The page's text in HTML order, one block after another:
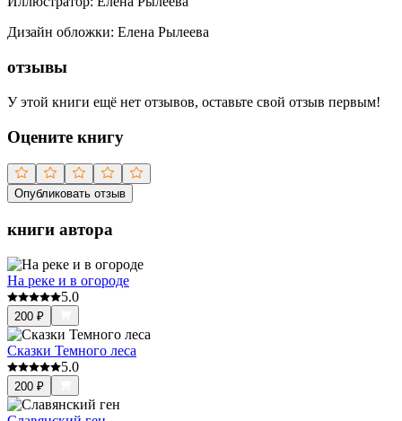
Дизайн обложки: Елена Рылеева
отзывы
У этой книги ещё нет отзывов, оставьте свой отзыв первым!
Оцените книгу
Опубликовать отзыв
книги автора
На реке и в огороде
5.0
200 ₽
Сказки Темного леса
5.0
200 ₽